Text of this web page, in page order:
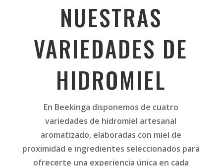
NUESTRAS
VARIEDADES DE
HIDROMIEL
En Beekinga disponemos de cuatro
variedades de hidromiel artesanal
aromatizado, elaboradas con miel de
proximidad e ingredientes seleccionados para
ofrecerte una experiencia única en cada